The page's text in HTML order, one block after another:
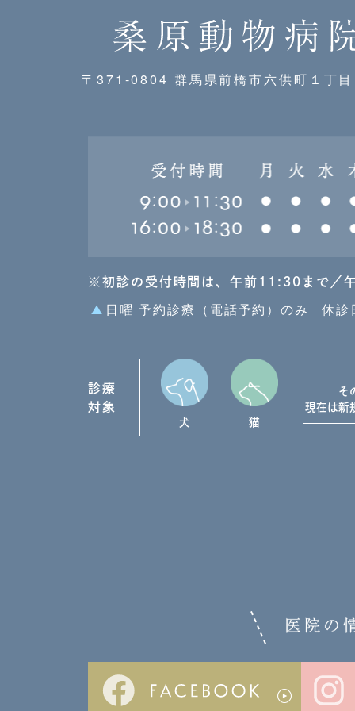
〒371-0804 群馬県前橋市六供町１丁
※初診の受付時間は、午前11:30まで／
日曜 予約診療（電話予約）のみ 休診
診療
対象
犬 猫
そ
現在は新